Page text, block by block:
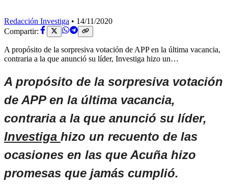
Redacción Investiga • 14/11/2020
Compartir:
A propósito de la sorpresiva votación de APP en la última vacancia,
contraria a la que anunció su líder, Investiga hizo un…
A propósito de la sorpresiva votación
de APP en la última vacancia,
contraria a la que anunció su líder,
Investiga hizo un recuento de las
ocasiones en las que Acuña hizo
promesas que jamás cumplió.